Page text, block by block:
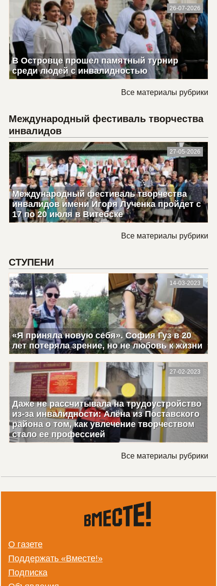
26-07-2026
В Островце прошел памятный турнир
среди людей с инвалидностью
Все материалы рубрики
Международный фестиваль творчества
инвалидов
27-05-2026
Международный фестиваль творчества
инвалидов имени Игоря Лученка пройдет с
17 по 20 июля в Витебске
Все материалы рубрики
СТУПЕНИ
14-03-2023
«Я приняла новую себя». София Гуз в 20
лет потеряла зрение, но не любовь к жизни
27-02-2023
Даже не рассчитывала на трудоустройство
из-за инвалидности: Алёна из Поставского
района о том, как увлечение творчеством
стало ее профессией
Все материалы рубрики
О газете
Поддержать «Вместе!»
Подписка